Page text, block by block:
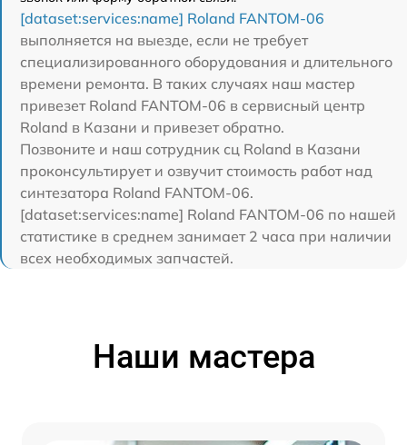
[dataset:services:name] Roland FANTOM-06
выполняется на выезде, если не требует
специализированного оборудования и длительного
времени ремонта. В таких случаях наш мастер
привезет Roland FANTOM-06 в сервисный центр
Roland в Казани и привезет обратно.
Позвоните и наш сотрудник сц Roland в Казани
проконсультирует и озвучит стоимость работ над
синтезатора Roland FANTOM-06.
[dataset:services:name] Roland FANTOM-06 по нашей
статистике в среднем занимает 2 часа при наличии
всех необходимых запчастей.
Наши мастера